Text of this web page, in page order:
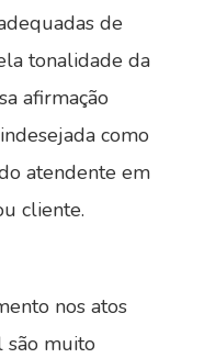
de
tonalidade da
afirmação
como
atendente em
cliente.
nos atos
são muito